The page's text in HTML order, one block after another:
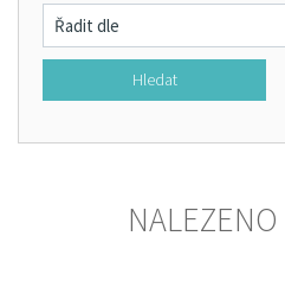
Hledat
NALEZENO